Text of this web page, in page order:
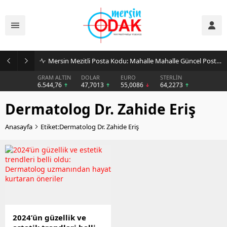
Mersin Mezitli Posta Kodu: Mahalle Mahalle Güncel Posta Kodu Rehberi
GRAM ALTIN
6.544,76
DOLAR
47,7013
EURO
55,0086
STERLİN
64,2273
Dermatolog Dr. Zahide Eriş
Anasayfa Etiket:Dermatolog Dr. Zahide Eriş
2024’ün güzellik ve